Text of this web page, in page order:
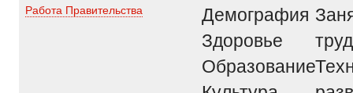
Работа Правительства
Демография
Здоровье
Образование
труд